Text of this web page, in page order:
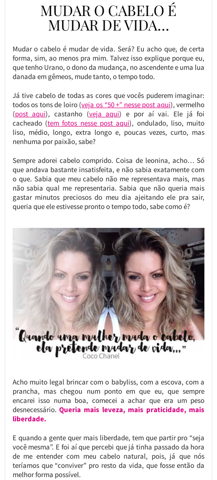
MUDAR O CABELO É
MUDAR DE VIDA…
Mudar o cabelo é mudar de vida. Será? Eu acho que, de certa
forma, sim, ao menos pra mim. Talvez isso explique porque eu,
que tenho Urano, o dono da mudança, no ascendente e uma lua
danada em gêmeos, mude tanto, o tempo todo.
Já tive cabelo de todas as cores que vocês puderem imaginar:
todos os tons de loiro (veja os “50 +” nesse post aqui), vermelho
(post aqui), castanho (veja aqui) e por aí vai. Ele já foi
cacheado (tem fotos nesse post aqui), ondulado, liso, muito
liso, médio, longo, extra longo e, poucas vezes, curto, mas
nenhuma por paixão, sabe?
Sempre adorei cabelo comprido. Coisa de leonina, acho… Só
que andava bastante insatisfeita, e não sabia exatamente com
o que. Sabia que meu cabelo não me representava mais, mas
não sabia qual me representaria. Sabia que não queria mais
gastar minutos preciosos do meu dia ajeitando ele pra sair,
queria que ele estivesse pronto o tempo todo, sabe como é?
Acho muito legal brincar com o babyliss, com a escova, com a
prancha, mas chegou num ponto em que eu, que sempre
encarei isso numa boa, comecei a achar que era um peso
desnecessário.Queria mais leveza, mais praticidade, mais
liberdade.
E quando a gente quer mais liberdade, tem que partir pro “seja
você mesma”. E foi aí que percebi que já tinha passado da hora
de me entender com meu cabelo natural, pois, já que nós
teríamos que “conviver” pro resto da vida, que fosse então da
melhor forma possível.